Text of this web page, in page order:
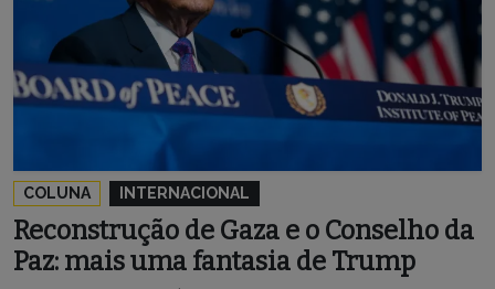
COLUNA INTERNACIONAL
Reconstrução de Gaza e o Conselho da
Paz: mais uma fantasia de Trump